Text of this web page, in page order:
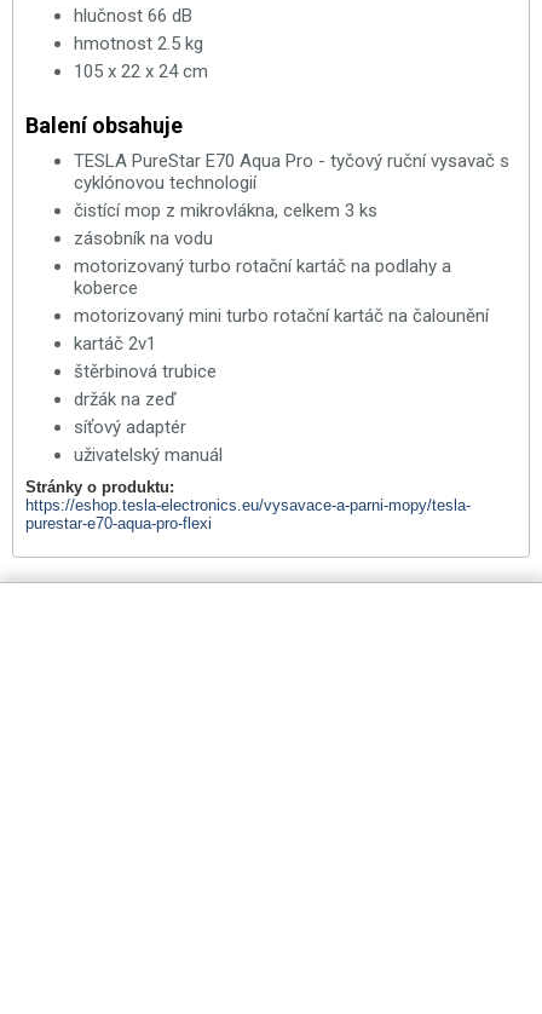
hlučnost 66 dB
hmotnost 2.5 kg
105 x 22 x 24 cm
Balení obsahuje
TESLA PureStar E70 Aqua Pro - tyčový ruční vysavač s
cyklónovou technologií
čistící mop z mikrovlákna, celkem 3 ks
zásobník na vodu
motorizovaný turbo rotační kartáč na podlahy a
koberce
motorizovaný mini turbo rotační kartáč na čalounění
kartáč 2v1
štěrbinová trubice
držák na zeď
síťový adaptér
uživatelský manuál
Stránky o produktu:
https://eshop.tesla-electronics.eu/vysavace-a-parni-mopy/tesla-
purestar-e70-aqua-pro-flexi